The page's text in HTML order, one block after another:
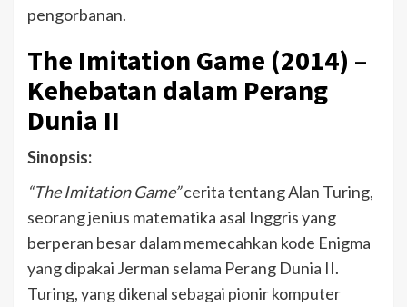
pengorbanan.
The Imitation Game (2014) –
Kehebatan dalam Perang
Dunia II
Sinopsis:
“The Imitation Game”cerita tentang Alan Turing,
seorang jenius matematika asal Inggris yang
berperan besar dalam memecahkan kode Enigma
yang dipakai Jerman selama Perang Dunia II.
Turing, yang dikenal sebagai pionir komputer